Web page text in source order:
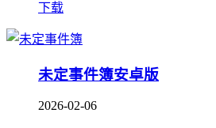
下载
未定事件簿安卓版
2026-02-06